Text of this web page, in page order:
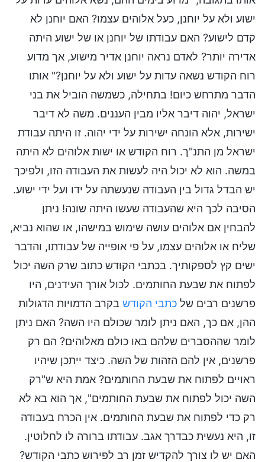
ישוע ולא על יוחנן, כעל אלוהים עצמו? האם יוחנן לא
קדם לישוע? האם עבודתו של יוחנן או של ישוע היתה
אדירה יותר? לאדם נראה יוחנן אדיר מישוע, אך מדוע
רוח הקודש נשאה עדות על ישוע ולא על יוחנן?" אותו
הדבר מתרחש כיום! בתחילה, כשמשה הוביל את בני
ישראל, יהוה דיבר אליו מבין העננים. משה לא דיבר
ישירות, אלא הונחה ישירות על ידי יהוה. זו היתה עבודת
ישראל מן התנ"ך. רוח הקודש או ישות אלוהים לא היתה
במשה. הוא לא יכול היה לעשות את העבודה הזו, ולפיכך
יש הבדל גדול בין העבודה שנעשתה על ידו ועל ידי ישוע.
הסיבה לכך היא שהעבודה שעשו היתה שונה! ניתן
להבחין אם אלוהים עושה שימוש במישהו, או שהוא נביא,
שליח או אלוהים עצמו, על פי אופייה של עבודתו, והדבר
ישים קץ לספקותיך. בכתבי הקודש כתוב שרק השה יכול
לפתוח את שבעת החותמים. לכול אורך העידנים, היו
פרשנים רבים של כתבי הקודש בקרב הדמויות הדגולות
ההן, אם כך, האם ניתן לומר שכולם היו השה? האם ניתן
לומר שההסברים שלהם באו כולם מאלוהים? הם רק
פרשנים, אין להם הזהות של השה. כיצד ייתכן שיהיו
ראויים לפתוח את שבעת החותמים? אמת היא ש"רק
השה יכול לפתוח את שבעת החותמים", אך הוא בא לא
רק כדי לפתוח את שבעת החותמים. אין הכרח בעבודה
זו, היא נעשית כבדרך אגב. עבודתו ברורה לו לחלוטין.
האם יש לו צורך להקדיש זמן רב לפירוש כתבי הקודש?